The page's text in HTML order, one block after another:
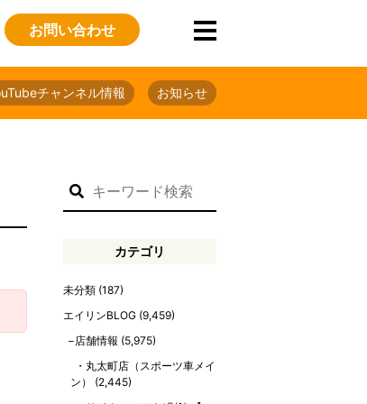
お問い合わせ
チャンネル情報 お知らせ
カテゴリ
未分類 (187)
エイリンBLOG (9,459)
店舗情報 (5,975)
丸太町店（スポーツ車メイ
ン）
(2,445)